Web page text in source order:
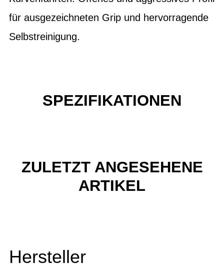
für ausgezeichneten Grip und hervorragende
Selbstreinigung.
SPEZIFIKATIONEN
ZULETZT ANGESEHENE
ARTIKEL
Hersteller